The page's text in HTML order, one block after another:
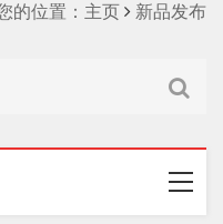
的位置：主页 新品发布